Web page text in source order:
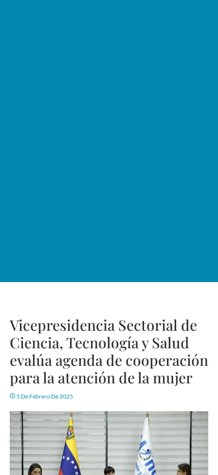
Vicepresidencia Sectorial de
Ciencia, Tecnología y Salud
evalúa agenda de cooperación
para la atención de la mujer
5 De Febrero De 2025